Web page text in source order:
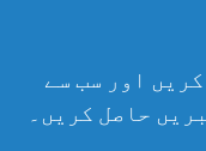
اور سب سے
حاصل کریں۔